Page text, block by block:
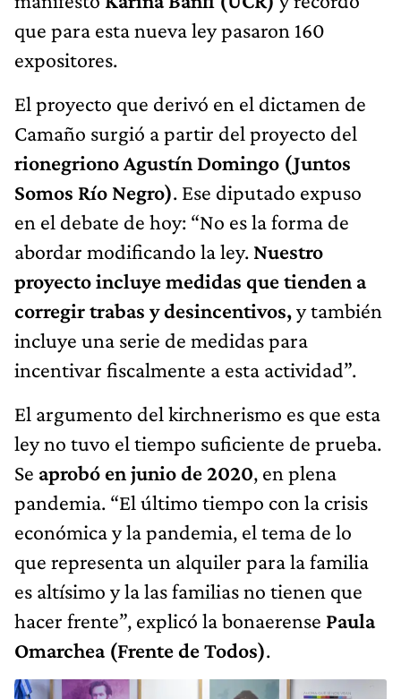
que para esta nueva ley pasaron 160
expositores.
El proyecto que derivó en el dictamen de
Camaño surgió a partir del proyecto del
rionegriono Agustín Domingo (Juntos
Somos Río Negro). Ese diputado expuso
en el debate de hoy: “No es la forma de
abordar modificando la ley. Nuestro
proyecto incluye medidas que tienden a
corregir trabas y desincentivos,y también
incluye una serie de medidas para
incentivar fiscalmente a esta actividad”.
El argumento del kirchnerismo es que esta
ley no tuvo el tiempo suficiente de prueba.
Se aprobó en junio de 2020, en plena
pandemia. “El último tiempo con la crisis
económica y la pandemia, el tema de lo
que representa un alquiler para la familia
es altísimo y la las familias no tienen que
hacer frente”, explicó la bonaerense Paula
Omarchea (Frente de Todos).